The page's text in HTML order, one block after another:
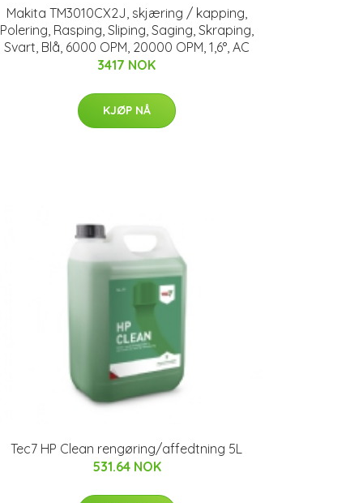
Makita TM3010CX2J, skjæring / kapping,
Polering, Rasping, Sliping, Saging, Skraping,
Svart, Blå, 6000 OPM, 20000 OPM, 1,6°, AC
3417 NOK
KJØP NÅ
Tec7 HP Clean rengøring/affedtning 5L
531.64 NOK